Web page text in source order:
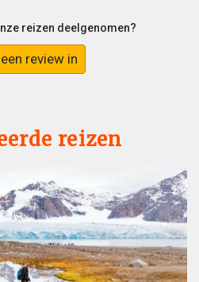
reizen deelgenomen?
review in
reizen